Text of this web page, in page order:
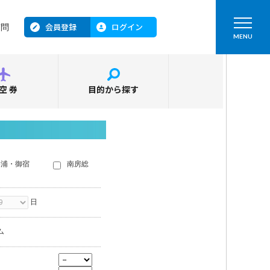
会員登録 ログイン
MENU
券 目的から探す
・御宿 南房総
日